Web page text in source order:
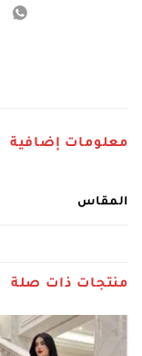
معلومات إضافية
المقاس
منتجات ذات صلة